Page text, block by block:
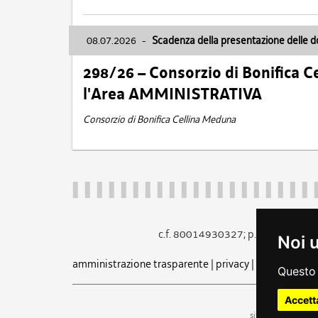
Noi
08.07.2026 - Scadenza della presentazione delle
298/26 – Consorzio di Bonifica
l'Area AMMINISTRATIVA
Consorzio di Bonifica Cellina Meduna
c.f. 80014930327; p.iva
amministrazione trasparente| privacy| cookie
sito a cura dell'